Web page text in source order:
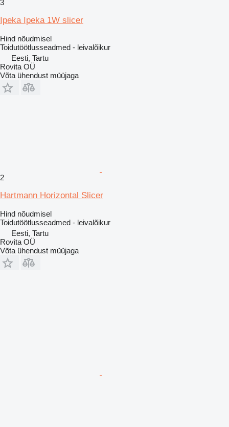
3
Ipeka Ipeka 1W slicer
Hind nõudmisel
Toidutöötlusseadmed - leivalõikur
Eesti, Tartu
Rovita OÜ
Võta ühendust müüjaga
2
Hartmann Horizontal Slicer
Hind nõudmisel
Toidutöötlusseadmed - leivalõikur
Eesti, Tartu
Rovita OÜ
Võta ühendust müüjaga